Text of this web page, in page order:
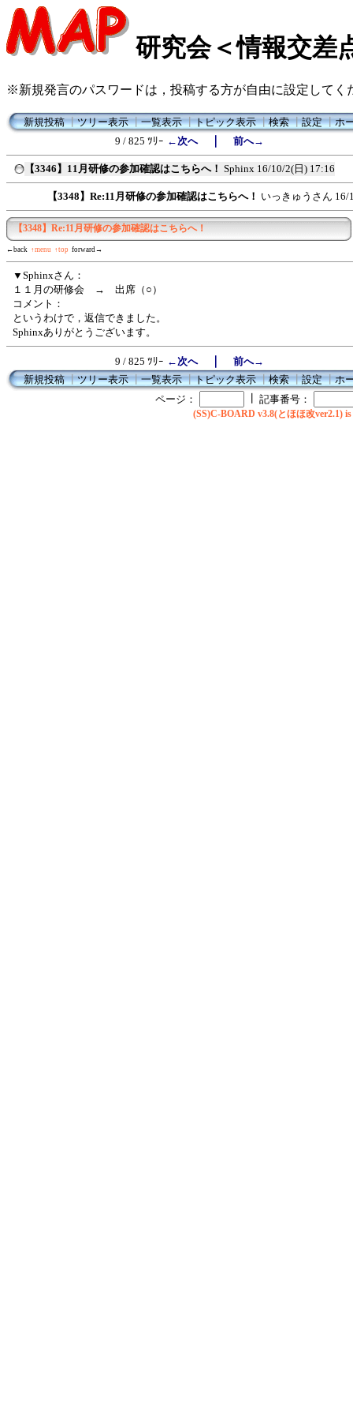
研究会＜情報交差
※新規発言のパスワードは，投稿する方が自由に設定してく
新規投稿┃ツリー表示┃一覧表示┃トピック表示┃検索┃設定┃ホ
9 / 825 ﾂﾘｰ ←次へ｜ 前へ→
【3346】11月研修の参加確認はこちらへ！ Sphinx 16/10/2(日) 17:16
【3348】Re:11月研修の参加確認はこちらへ！ いっきゅうさん 16/
【3348】Re:11月研修の参加確認はこちらへ！
←back ↑menu ↑top forward→
▼Sphinxさん：
１１月の研修会 → 出席（○）
コメント：
というわけで，返信できました。
Sphinxありがとうございます。
9 / 825 ﾂﾘｰ ←次へ｜ 前へ→
新規投稿┃ツリー表示┃一覧表示┃トピック表示┃検索┃設定┃ホ
ページ：
記事番号：
(SS)C-BOARD v3.8(とほほ改ver2.1) is